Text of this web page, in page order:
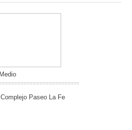
Complejo Paseo La Fe